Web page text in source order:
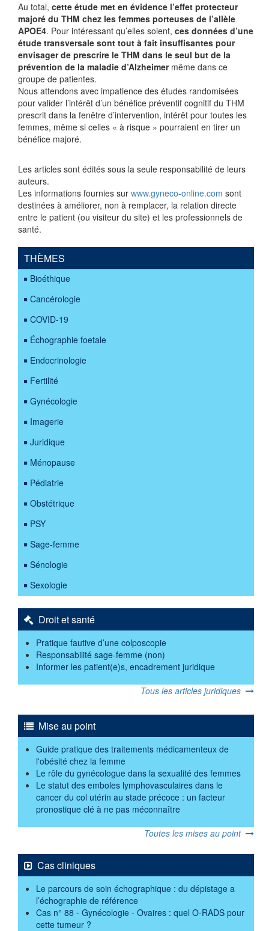
Au total, cette étude met en évidence l’effet protecteur
majoré du THM chez les femmes porteuses de l’allèle
APOE4. Pour intéressant qu’elles soient, ces données d’une
étude transversale sont tout à fait insuffisantes pour
envisager de prescrire le THM dans le seul but de la
prévention de la maladie d’Alzheimermême dans ce
groupe de patientes.
Nous attendons avec impatience des études randomisées
pour valider l’intérêt d’un bénéfice préventif cognitif du THM
prescrit dans la fenêtre d’intervention, intérêt pour toutes les
femmes, même si celles « à risque » pourraient en tirer un
bénéfice majoré.
Les articles sont édités sous la seule responsabilité de leurs
auteurs.
Les informations fournies sur www.gyneco-online.com sont
destinées à améliorer, non à remplacer, la relation directe
entre le patient (ou visiteur du site) et les professionnels de
santé.
THÈMES
Bioéthique
Cancérologie
COVID-19
Échographie foetale
Endocrinologie
Fertilité
Gynécologie
Imagerie
Juridique
Ménopause
Pédiatrie
Obstétrique
PSY
Sage-femme
Sénologie
Sexologie
Droit et santé
Pratique fautive d’une colposcopie
Responsabilité sage-femme (non)
Informer les patient(e)s, encadrement juridique
Tous les articles juridiques
Mise au point
Guide pratique des traitements médicamenteux de
l'obésité chez la femme
Le rôle du gynécologue dans la sexualité des femmes
Le statut des emboles lymphovasculaires dans le
cancer du col utérin au stade précoce : un facteur
pronostique clé à ne pas méconnaître
Toutes les mises au point
Cas cliniques
Le parcours de soin échographique : du dépistage a
l’échographie de référence
Cas n° 88 - Gynécologie - Ovaires : quel O-RADS pour
cette tumeur ?